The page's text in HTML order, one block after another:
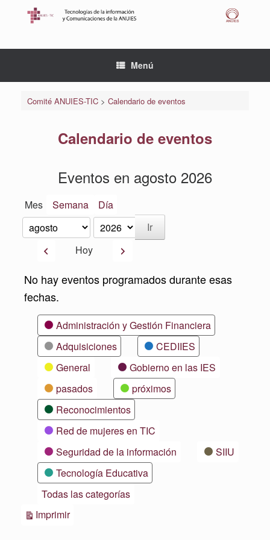
Menú
Comité ANUIES-TIC> Calendario de eventos
Calendario de eventos
Eventos en agosto 2026
Mes Semana Día
Mes
Año
AnteriorHoy Siguiente
No hay eventos programados durante esas
fechas.
CategoríasAdministración y Gestión Financiera
Adquisiciones
CEDIIES
General
Gobierno en las IES
pasados
próximos
Reconocimientos
Red de mujeres en TIC
Seguridad de la información
SIIU
Tecnología Educativa
Todas las categorías
ImprimirVistas